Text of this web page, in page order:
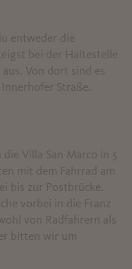
entweder die
bei der Haltestelle
Von dort sind es
Straße.
Villa San Marco in 5
mit dem Fahrrad am
bis zur Postbrücke.
vorbei in die Franz
von Radfahrern als
bitten wir um